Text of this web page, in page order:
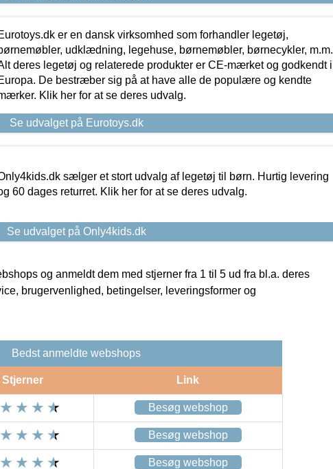
er en dansk virksomhed som forhandler legetøj,
udklædning, legehuse, børnemøbler, børnecykler, m.m.
deres legetøj og relaterede produkter er CE-mærket og godkendt i
De bestræber sig på at have alle de populære og kendte
Klik her for at se deres udvalg.
Se udvalget på Eurotoys.dk
sælger et stort udvalg af legetøj til børn. Hurtig levering
60 dages returret. Klik her for at se deres udvalg.
Se udvalget på Only4kids.dk
og anmeldt dem med stjerner fra 1 til 5 ud fra bl.a. deres
brugervenlighed, betingelser, leveringsformer og
Bedst anmeldte webshops
Stjerner Link
Besøg webshop
Besøg webshop
Besøg webshop